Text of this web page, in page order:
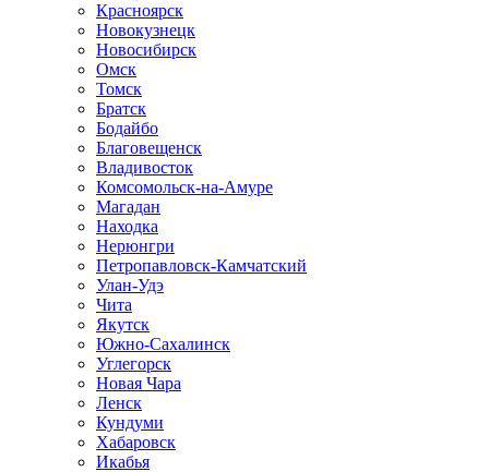
Красноярск
Новокузнецк
Новосибирск
Омск
Томск
Братск
Бодайбо
Благовещенск
Владивосток
Комсомольск-на-Амуре
Магадан
Находка
Нерюнгри
Петропавловск-Камчатский
Улан-Удэ
Чита
Якутск
Южно-Сахалинск
Углегорск
Новая Чара
Ленск
Кундуми
Хабаровск
Икабья